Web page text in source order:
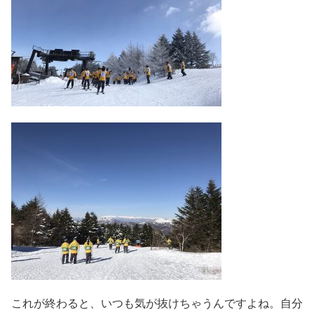
これが終わると、いつも気が抜けちゃうんですよね。自分